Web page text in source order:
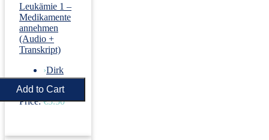
Leukämie 1 –
Medikamente
annehmen
(Audio +
Transkript)
›Dirk
Revenstorf
Price: €5.50